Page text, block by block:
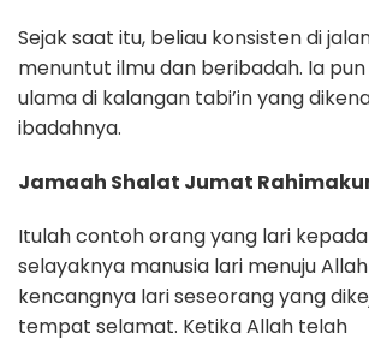
Sejak saat itu, beliau konsisten di
menuntut ilmu dan beribadah. Ia
ulama di kalangan tabi’in yang
ibadahnya.
Jamaah Shalat Jumat
Itulah contoh orang yang lari
selayaknya manusia lari menuju
kencangnya lari seseorang yang
tempat selamat. Ketika Allah telah